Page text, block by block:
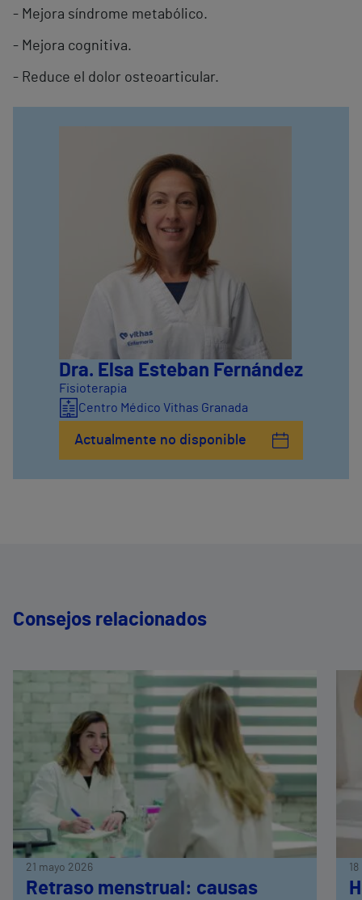
- Mejora síndrome metabólico.
- Mejora cognitiva.
- Reduce el dolor osteoarticular.
Dra. Elsa Esteban Fernández
Fisioterapia
Centro Médico Vithas Granada
Actualmente no disponible
Consejos relacionados
21 mayo 2026
Retraso menstrual: causas